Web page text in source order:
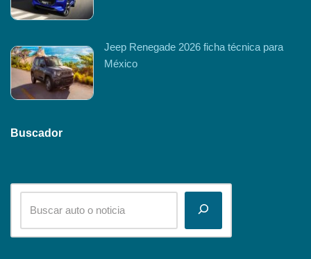
Jeep Renegade 2026 ficha técnica para
México
Buscador